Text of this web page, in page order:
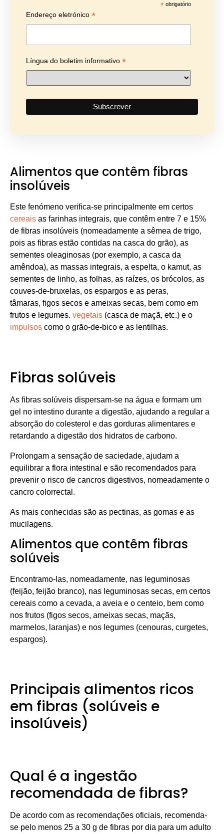
* obrigatório
Endereço eletrónico *
Língua do boletim informativo *
Alimentos que contêm fibras
insolúveis
Este fenómeno verifica-se principalmente em certos
cereais as farinhas integrais, que contêm entre 7 e 15%
de fibras insolúveis (nomeadamente a sêmea de trigo,
pois as fibras estão contidas na casca do grão), as
sementes oleaginosas (por exemplo, a casca da
amêndoa), as massas integrais, a espelta, o kamut, as
sementes de linho, as folhas, as raízes, os brócolos, as
couves-de-bruxelas, os espargos e as peras,
tâmaras, figos secos e ameixas secas, bem como em
frutos e legumes. vegetais (casca de maçã, etc.) e o
impulsos como o grão-de-bico e as lentilhas.
Fibras solúveis
As fibras solúveis dispersam-se na água e formam um
gel no intestino durante a digestão, ajudando a regular a
absorção do colesterol e das gorduras alimentares e
retardando a digestão dos hidratos de carbono.
Prolongam a sensação de saciedade, ajudam a
equilibrar a flora intestinal e são recomendados para
prevenir o risco de cancros digestivos, nomeadamente o
cancro colorrectal.
As mais conhecidas são as pectinas, as gomas e as
mucilagens.
Alimentos que contêm fibras
solúveis
Encontramo-las, nomeadamente, nas leguminosas
(feijão, feijão branco), nas leguminosas secas, em certos
cereais como a cevada, a aveia e o centeio, bem como
nos frutos (figos secos, ameixas secas, maçãs,
marmelos, laranjas) e nos legumes (cenouras, curgetes,
espargos).
Principais alimentos ricos
em fibras (solúveis e
insolúveis)
Qual é a ingestão
recomendada de fibras?
De acordo com as recomendações oficiais, recomenda-
se pelo menos 25 a 30 g de fibras por dia para um adulto